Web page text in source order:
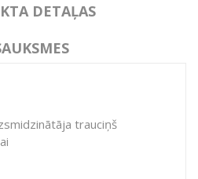
DETAĻAS
trauciņš